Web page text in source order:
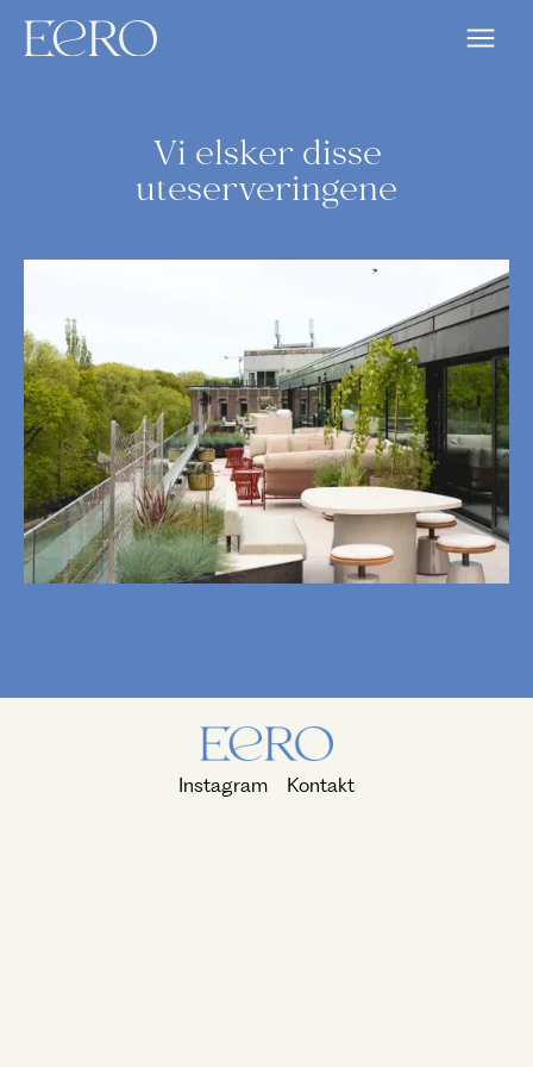
Vi elsker disse
uteserveringene
Instagram Kontakt